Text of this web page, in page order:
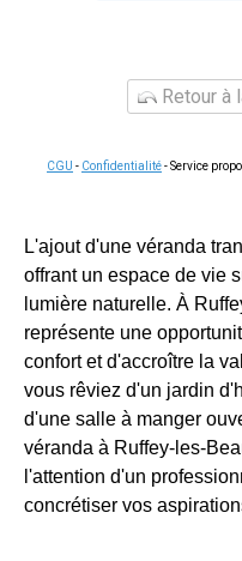
Retour à
CGU - Confidentialité- Service
L'ajout d'une véranda
offrant un espace de vie
lumière naturelle. À
représente une
confort et d'accroître la
vous rêviez d'un jardin
d'une salle à manger
véranda à Ruffey-les-
l'attention d'un
concrétiser vos